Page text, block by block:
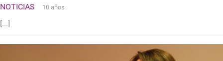
NOTICIAS 10 años
[...]